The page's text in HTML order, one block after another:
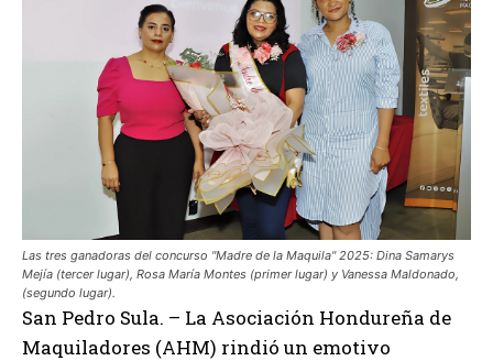
Las tres ganadoras del concurso "Madre de la Maquila" 2025: Dina Samarys
Mejía (tercer lugar), Rosa María Montes (primer lugar) y Vanessa Maldonado,
(segundo lugar).
San Pedro Sula. – La Asociación Hondureña de
Maquiladores (AHM) rindió un emotivo